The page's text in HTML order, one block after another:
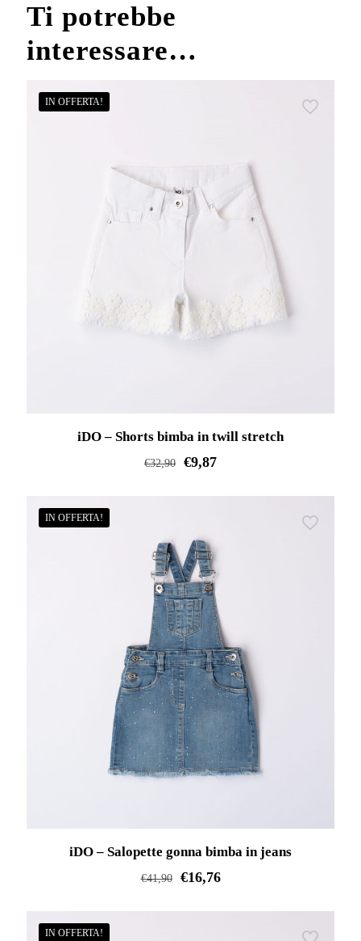
Ti potrebbe
interessare…
IN OFFERTA!
iDO – Shorts bimba in twill stretch
€32,90 €9,87
più
varianti.
Le
opzioni
possono
essere
scelte
nella
pagina
del
IN OFFERTA!
iDO – Salopette gonna bimba in jeans
€41,90 €16,76
IN OFFERTA!